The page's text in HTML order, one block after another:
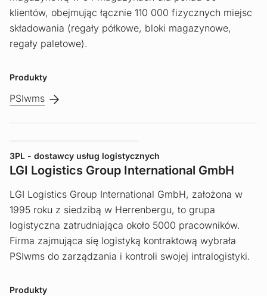
klientów, obejmując łącznie 110 000 fizycznych miejsc
składowania (regały półkowe, bloki magazynowe,
regały paletowe).
Produkty
PSIwms
3PL - dostawcy usług logistycznych
LGI Logistics Group International GmbH
LGI Logistics Group International GmbH, założona w
1995 roku z siedzibą w Herrenbergu, to grupa
logistyczna zatrudniająca około 5000 pracowników.
Firma zajmująca się logistyką kontraktową wybrała
PSIwms do zarządzania i kontroli swojej intralogistyki.
Produkty